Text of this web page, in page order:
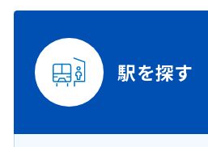
駅を探す